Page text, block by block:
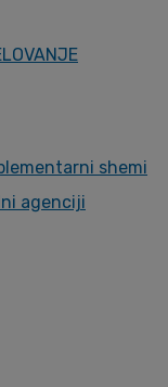
shemi
agenciji